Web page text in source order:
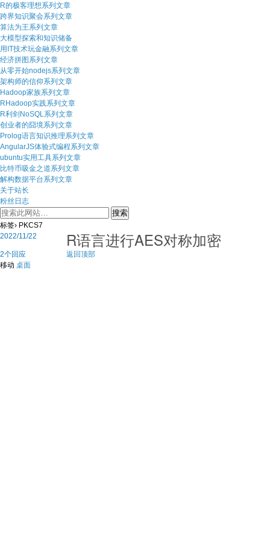
R的极客理想系列文章
跨界知识聚会系列文章
算法为王系列文章
大模型探索和知识储备
用IT技术玩金融系列文章
经济拼图系列文章
从零开始nodejs系列文章
架构师的信仰系列文章
Hadoop家族系列文章
RHadoop实践系列文章
R利剑NoSQL系列文章
创业者的囧境系列文章
Prolog语言知识推理系列文章
AngularJS体验式编程系列文章
ubuntu实用工具系列文章
比特币吸金之道系列文章
解构数据平台系列文章
关于站长
粉丝日志
标签› PKCS7
2022/11/22
R语言进行AES对称加密
2个回应
返回顶部
移动 桌面